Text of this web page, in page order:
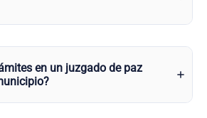
en un juzgado de paz